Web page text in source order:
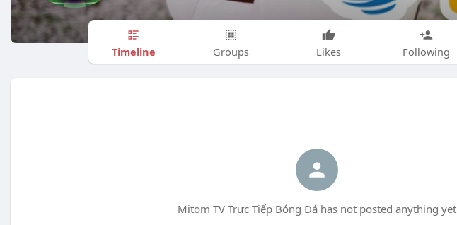
Timeline Groups Likes Following
Mitom TV Trực Tiếp Bóng Đá has not posted anything yet